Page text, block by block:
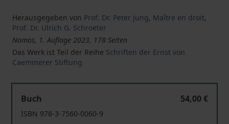
Herausgegeben von Prof. Dr. Peter Jung, Maître en droit,
Prof. Dr. Ulrich G. Schroeter
Nomos, 1. Auflage 2023, 178 Seiten
Das Werk ist Teil der Reihe Schriften der Ernst von
Caemmerer Stiftung
Buch
54,00 €
ISBN 978-3-7560-0060-9